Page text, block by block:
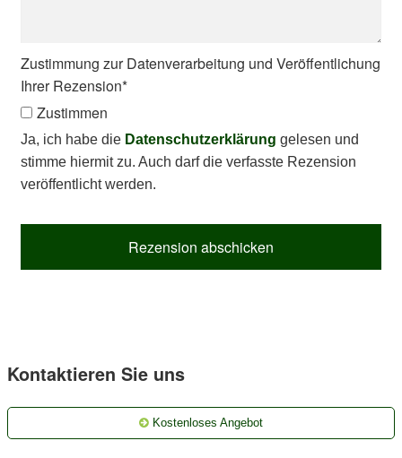
Zustimmung zur Datenverarbeitung und Veröffentlichung
Ihrer Rezension*
Zustimmen
Ja, ich habe die Datenschutzerklärung gelesen und
stimme hiermit zu. Auch darf die verfasste Rezension
veröffentlicht werden.
Rezension abschicken
Kontaktieren Sie uns
Kostenloses Angebot